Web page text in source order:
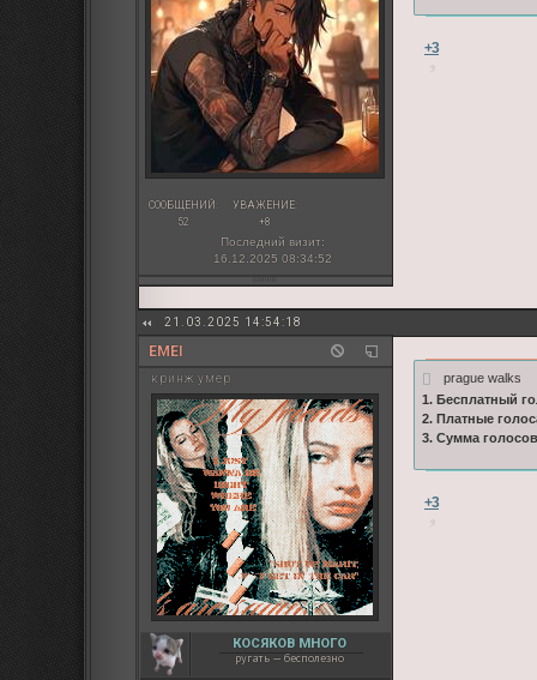
СООБЩЕНИЙ:
52
УВАЖЕНИЕ:
+8
Последний визит:
16.12.2025 08:34:52
+3
21.03.2025 14:54:18
EMEI
кринж умер
КОСЯКОВ МНОГО
ругать — бесполезно
prague walks
1. Бесплатный
2. Платные
3. Сумма
+3